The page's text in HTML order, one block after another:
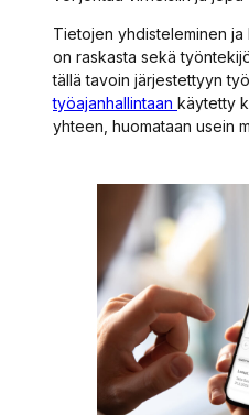
Tietojen yhdisteleminen ja
on raskasta sekä
tällä tavoin järjestettyyn
työajanhallintaan käytetty
yhteen, huomataan usein